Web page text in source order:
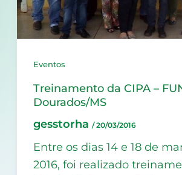
Eventos
Treinamento da CIPA –
Dourados/MS
gesstorha /20/03/2016
Entre os dias 14 e 18 de
2016, foi realizado